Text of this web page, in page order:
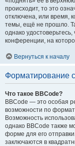
происходит, то это
отключена, или время,
темы, ещё не прошло.
однако
конференции, на
Вернуться к началу
Форматирование
Что такое BBCode?
BBCode — это особая
возможности по
Возможность
однако BBCode также
форме для его
заключаются в